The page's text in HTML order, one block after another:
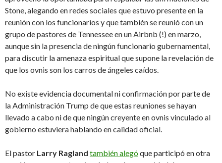
Stone, alegando en redes sociales que estuvo presente en la
reunión con los funcionarios y que también se reunió con un
grupo de pastores de Tennessee en un Airbnb (!) en marzo,
aunque sin la presencia de ningún funcionario gubernamental,
para discutir la amenaza espiritual que supone la revelación de
que los ovnis son los carros de ángeles caídos.
No existe evidencia documental ni confirmación por parte de
la Administración Trump de que estas reuniones se hayan
llevado a cabo ni de que ningún creyente en ovnis vinculado al
gobierno estuviera hablando en calidad oficial.
El pastor Larry Ragland también alegóque participó en otra